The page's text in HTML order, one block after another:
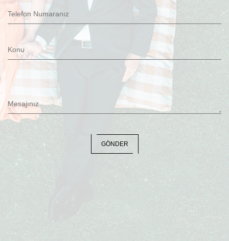
Telefon Numaranız
Konu
Mesajınız
GÖNDER